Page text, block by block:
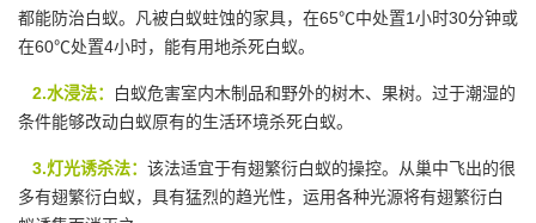
都能防治白蚁。凡被白蚁蛀蚀的家具，在65℃中处置1小时30分钟或
在60℃处置4小时，能有用地杀死白蚁。
2.水浸法：
白蚁危害室内木制品和野外的树木、果树。过于潮湿的
条件能够改动白蚁原有的生活环境杀死白蚁。
3.灯光诱杀法： 该法适宜于有翅繁衍白蚁的操控。从巢中飞出的很
多有翅繁衍白蚁，具有猛烈的趋光性，运用各种光源将有翅繁衍白